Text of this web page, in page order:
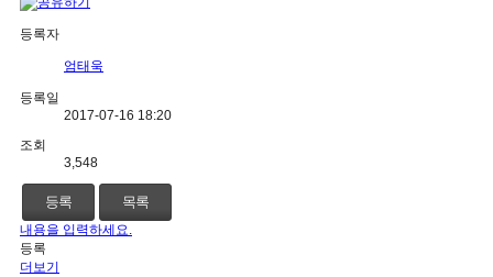
등록자
엄태욱
등록일
2017-07-16 18:20
조회
3,548
등록 목록
내용을 입력하세요.
등록
더보기